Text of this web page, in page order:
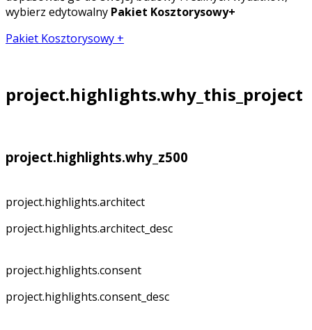
wybierz edytowalny Pakiet Kosztorysowy+
Pakiet Kosztorysowy +
project.highlights.why_this_project
project.highlights.why_z500
project.highlights.architect
project.highlights.architect_desc
project.highlights.consent
project.highlights.consent_desc